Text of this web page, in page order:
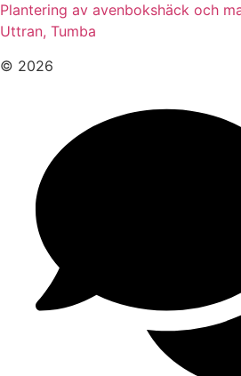
Plantering av avenbokshäck och
Uttran, Tumba
© 2026